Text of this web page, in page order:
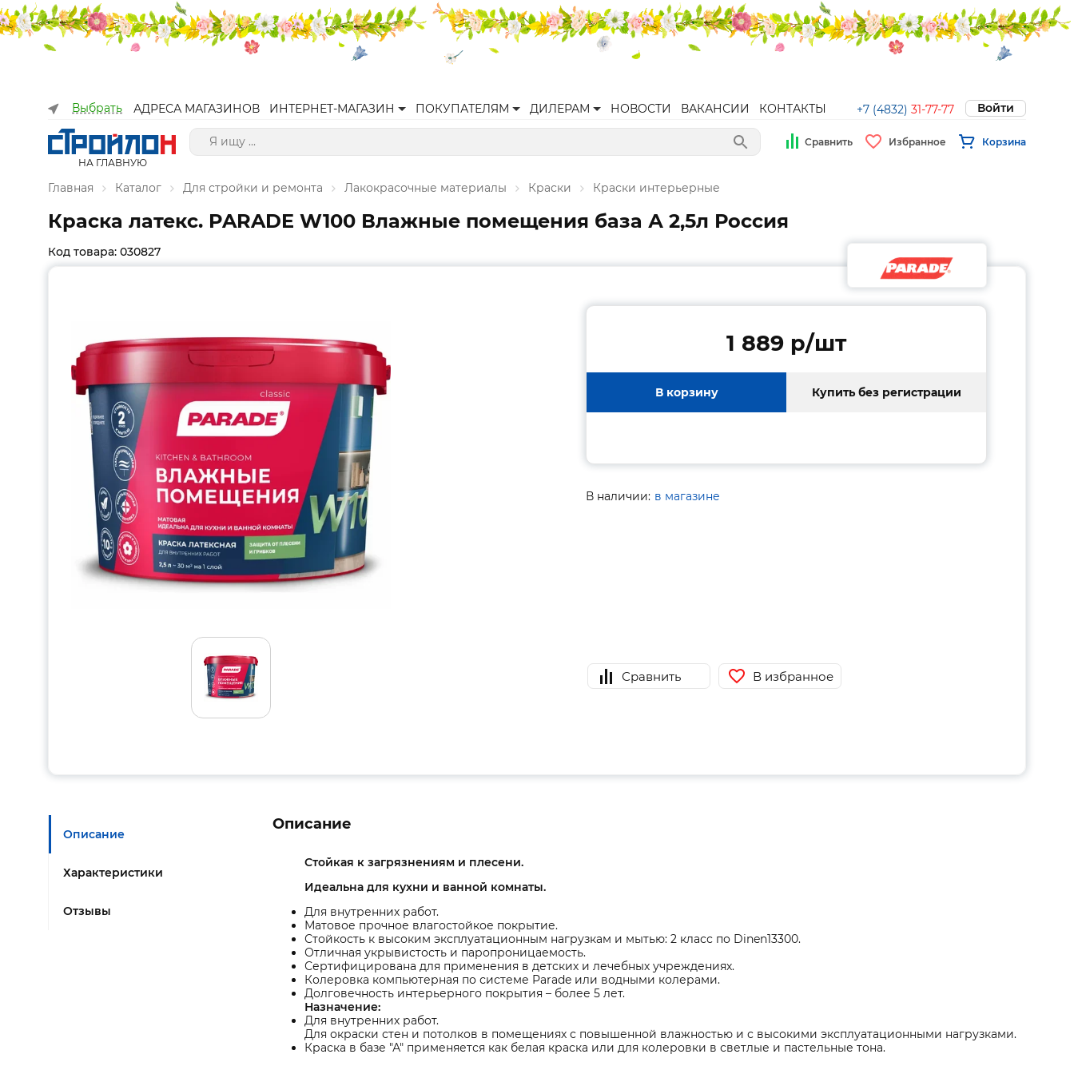
Выбрать АДРЕСА МАГАЗИНОВ ИНТЕРНЕТ-МАГАЗИН ПОКУПАТЕЛЯМ ДИЛЕРАМ НОВОСТИ ВАКАНСИИ КОНТАКТЫ +7 (4832) 31-77-77 Войти
НА ГЛАВНУЮ
Сравнить Избранное Корзина
Главная Каталог Для стройки и ремонта Лакокрасочные материалы Краски Краски интерьерные
Краска латекс. PARADE W100 Влажные помещения база А 2,5л Россия
Код товара: 030827
1 889 p/шт
В корзину Купить без регистрации
В наличии: в магазине
Сравнить В избранное
Описание
Характеристики
Отзывы
Описание
Стойкая к загрязнениям и плесени.
Идеальна для кухни и ванной комнаты.
Для внутренних работ.
Матовое прочное влагостойкое покрытие.
Стойкость к высоким эксплуатационным нагрузкам и мытью: 2 класс по Dinen13300.
Отличная укрывистость и паропроницаемость.
Сертифицирована для применения в детских и лечебных учреждениях.
Колеровка компьютерная по системе Parade или водными колерами.
Долговечность интерьерного покрытия – более 5 лет.
Назначение:
Для внутренних работ.
Для окраски стен и потолков в помещениях с повышенной влажностью и с высокими эксплуатационными нагрузками.
Краска в базе "А" применяется как белая краска или для колеровки в светлые и пастельные тона.